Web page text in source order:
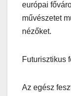
európai
művészetet
nézőket.
Futurisztikus
Az egész